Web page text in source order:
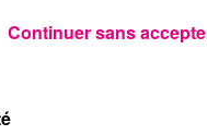
Continuer sans